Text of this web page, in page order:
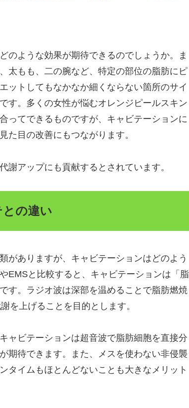
のような効果が期待できるのでしょうか。ま
太もも、二の腕など、特定の部位の脂肪にピ
ットしてもなかなか細くならない箇所のサイ
す。多くの女性が悩むオレンジピールスキン
ってできるものですが、キャビテーションに
た目の改善にもつながります。
謝アップにも貢献するとされています。
の違い
がありますが、キャビテーションはどのよう
EMSと比較すると、キャビテーションは「脂
す。ラジオ波は深部を温めることで脂肪燃焼
を上げることを目的とします。
ャビテーションは超音波で脂肪細胞を直接分
期待できます。また、メスを使わない非侵襲
タイムもほとんどないことも大きなメリット